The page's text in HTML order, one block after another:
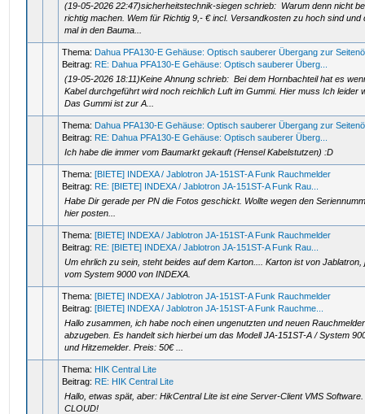
(19-05-2026 22:47)sicherheitstechnik-siegen schrieb: Warum denn nicht
richtig machen. Wem für Richtig 9,- € incl. Versandkosten zu hoch sind und
mal in den Bauma...
Thema: Dahua PFA130-E Gehäuse: Optisch sauberer Übergang zur
Beitrag: RE: Dahua PFA130-E Gehäuse: Optisch sauberer Überg...
(19-05-2026 18:11)Keine Ahnung schrieb: Bei dem Hornbachteil hat es
Kabel durchgeführt wird noch reichlich Luft im Gummi. Hier muss Ich leider
Das Gummi ist zur A...
Thema: Dahua PFA130-E Gehäuse: Optisch sauberer Übergang zur
Beitrag: RE: Dahua PFA130-E Gehäuse: Optisch sauberer Überg...
Ich habe die immer vom Baumarkt gekauft (Hensel Kabelstutzen) :D
Thema:[BIETE] INDEXA / Jablotron JA-151ST-A Funk Rauchmelder
Beitrag: RE: [BIETE] INDEXA / Jablotron JA-151ST-A Funk Rau...
Habe Dir gerade per PN die Fotos geschickt. Wollte wegen den
hier posten...
Thema:[BIETE] INDEXA / Jablotron JA-151ST-A Funk Rauchmelder
Beitrag: RE: [BIETE] INDEXA / Jablotron JA-151ST-A Funk Rau...
Um ehrlich zu sein, steht beides auf dem Karton.... Karton ist von Jablatron,
vom System 9000 von INDEXA.
Thema:[BIETE] INDEXA / Jablotron JA-151ST-A Funk Rauchmelder
Beitrag:[BIETE] INDEXA / Jablotron JA-151ST-A Funk Rauchme...
Hallo zusammen, ich habe noch einen ungenutzten und neuen
abzugeben. Es handelt sich hierbei um das Modell JA-151ST-A / System
und Hitzemelder. Preis: 50€ ...
Thema: HIK Central Lite
Beitrag: RE: HIK Central Lite
Hallo, etwas spät, aber: HikCentral Lite ist eine Server-Client VMS
CLOUD!